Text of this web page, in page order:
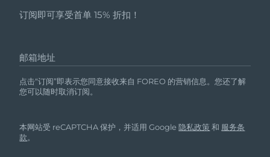
订阅即可享受首单 15% 折扣！
邮箱地址
点击“订阅”即表示您同意接收来自 FOREO 的营销信息。您还了解
您可以随时取消订阅。
本网站受 reCAPTCHA 保护，并适用 Google隐私政策 和 服务条
款。